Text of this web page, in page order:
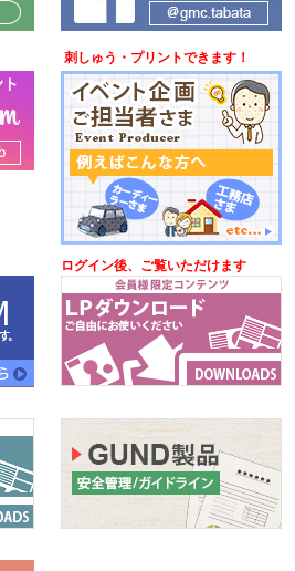
刺しゅう・プリントできます！
ログイン後、ご覧いただけます